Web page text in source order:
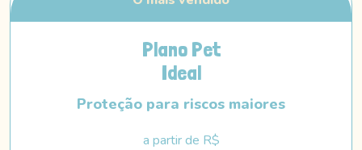
Plano Pet
Ideal
Proteção para riscos maiores
a partir de R$